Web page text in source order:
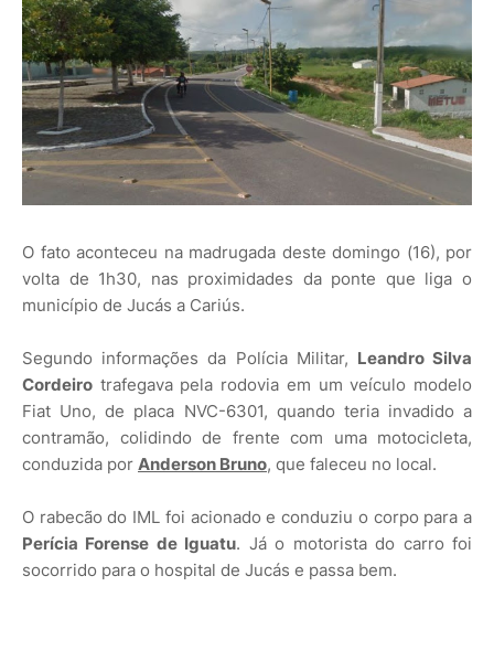
O fato aconteceu na madrugada deste domingo (16), por
volta de 1h30, nas proximidades da ponte que liga o
município de Jucás a Cariús.
Segundo informações da Polícia Militar, Leandro Silva
Cordeiro trafegava pela rodovia em um veículo modelo
Fiat Uno, de placa NVC-6301, quando teria invadido a
contramão, colidindo de frente com uma motocicleta,
conduzida por Anderson Bruno, que faleceu no local.
O rabecão do IML foi acionado e conduziu o corpo para a
Perícia Forense de Iguatu. Já o motorista do carro foi
socorrido para o hospital de Jucás e passa bem.